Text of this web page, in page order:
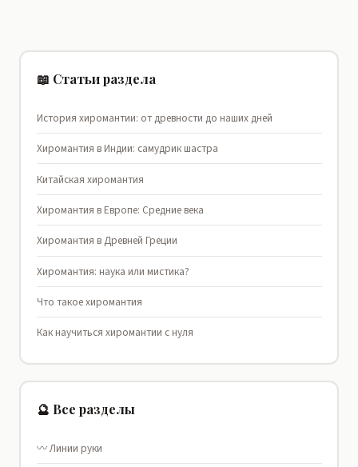
📖 Статьи раздела
История хиромантии: от древности до наших дней
Хиромантия в Индии: самудрик шастра
Китайская хиромантия
Хиромантия в Европе: Средние века
Хиромантия в Древней Греции
Хиромантия: наука или мистика?
Что такое хиромантия
Как научиться хиромантии с нуля
🔮 Все разделы
〰️ Линии руки